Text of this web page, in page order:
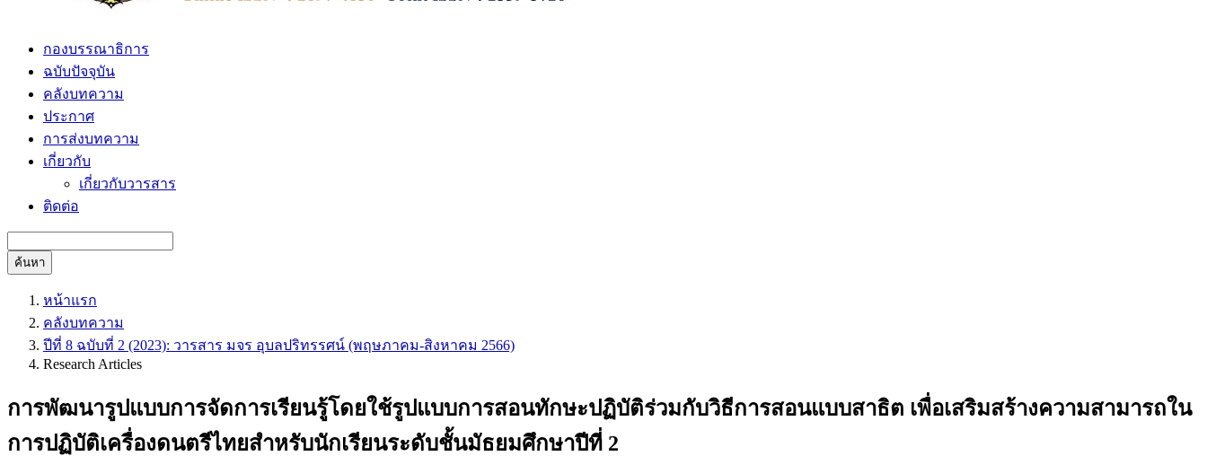
กองบรรณาธิการ
ฉบับปัจจุบัน
คลังบทความ
ประกาศ
การส่งบทความ
เกี่ยวกับ
เกี่ยวกับวารสาร
ติดต่อ
ค้นหา
หน้าแรก
คลังบทความ
ปีที่ 8 ฉบับที่ 2 (2023): วารสาร มจร อุบลปริทรรศน์ (พฤษภาคม-สิงหาคม 2566)
Research Articles
การพัฒนารูปแบบการจัดการเรียนรู้โดยใช้รูปแบบการสอนทักษะปฏิบัติร่วมกับวิธีการสอนแบบสาธิต เพื่อเสริมสร้างความสามารถใน
การปฏิบัติเครื่องดนตรีไทยสำหรับนักเรียนระดับชั้นมัธยมศึกษาปีที่ 2